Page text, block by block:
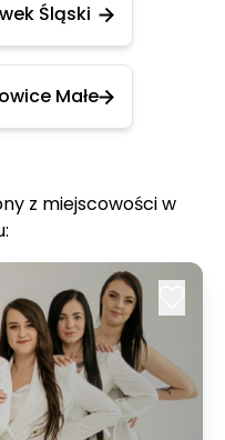
Śląski
Małe
z miejscowości w